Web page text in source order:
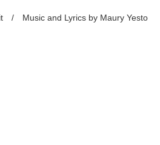
/ Music and Lyrics by Maury Yesto